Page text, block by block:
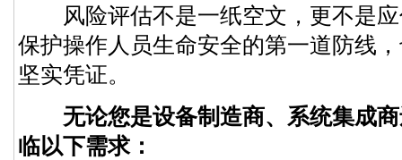
风险评估不是一纸空文，更不是应
保护操作人员生命安全的第一道防线
坚实凭证。
无论您是设备制造商、系统集成
临以下需求：